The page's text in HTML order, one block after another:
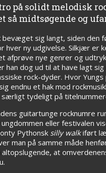
på solidt melodisk
så midtsøgende og
bevæget sig langt, siden den
ny udgivelse. Silkjær er
afprøve nye genrer og
han dog ud til at have lagt
rock-dyder. Hvor
endnu et hak mod
tydeligt på
guitartunge rocknumre
eller festivalen
Pythonsk silly walkiført
man på samme måde
at